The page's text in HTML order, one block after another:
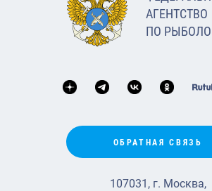
АГЕНТСТВО
ПО
ОБРАТНАЯ СВЯЗЬ
107031, г. Москва,